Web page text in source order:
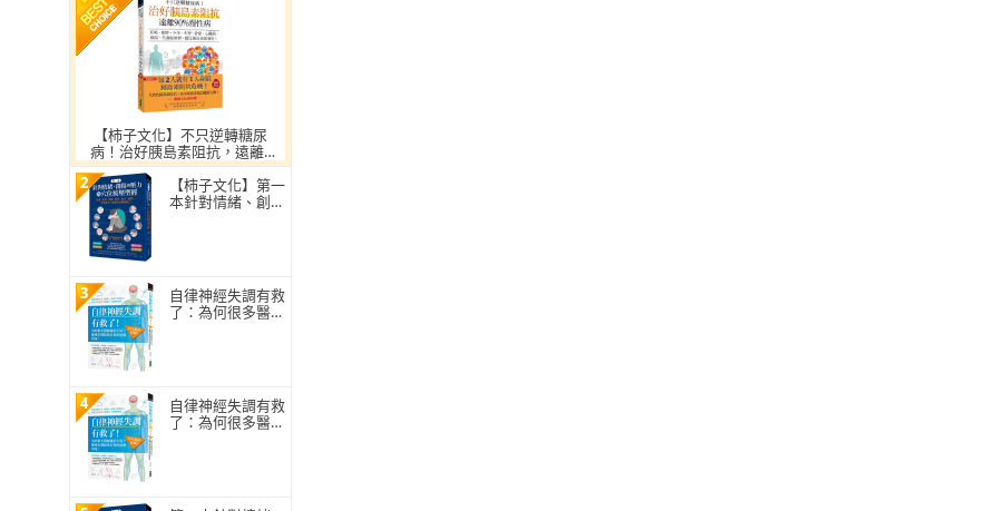
【柿子文化】不只逆轉糖尿
病！治好胰島素阻抗，遠離9
0%慢性病（暢銷紀念）
2
【柿子文化】第一
本針對情緒、創傷
3
自律神經失調有救
了：為何很多醫師
4
自律神經失調有救
了：為何很多醫師